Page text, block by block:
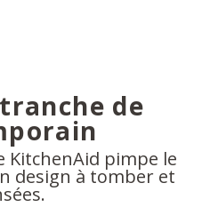
de
KitchenAid pimpe le
design à tomber et